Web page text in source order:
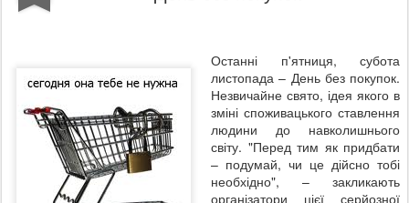
Останні п'ятниця, субота
листопада – День без покупок.
Незвичайне свято, ідея якого в
зміні споживацького ставлення
людини до навколишнього
світу. "Перед тим як придбати
– подумай, чи це дійсно тобі
необхідно", – закликають
організатори цієї серйозної